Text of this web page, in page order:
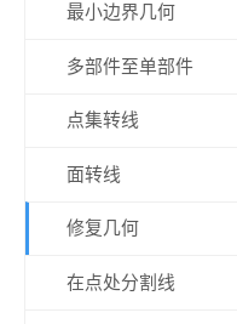
最小边界几何
多部件至单部件
点集转线
面转线
修复几何
在点处分割线